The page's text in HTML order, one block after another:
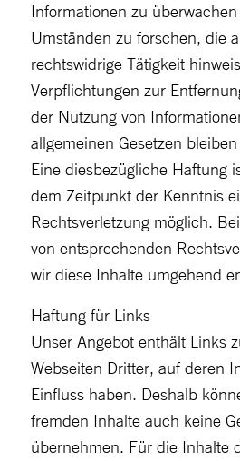
Informationen zu
Umständen zu forschen, die
rechtswidrige Tätigkeit
Verpflichtungen zur
der Nutzung von
allgemeinen Gesetzen
Eine diesbezügliche Haftung
dem Zeitpunkt der Kenntnis
Rechtsverletzung möglich.
von entsprechenden
wir diese Inhalte umgehend
Haftung für Links
Unser Angebot enthält Links
Webseiten Dritter, auf deren
Einfluss haben. Deshalb
fremden Inhalte auch keine
übernehmen. Für die Inhalte